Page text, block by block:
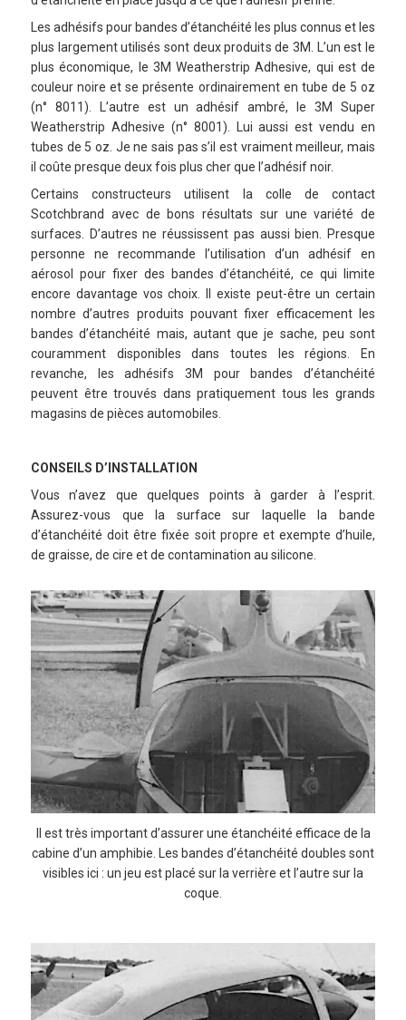
Les adhésifs pour bandes d’étanchéité les plus connus et les
plus largement utilisés sont deux produits de 3M. L’un est le
plus économique, le 3M Weatherstrip Adhesive, qui est de
couleur noire et se présente ordinairement en tube de 5 oz
(n° 8011). L’autre est un adhésif ambré, le 3M Super
Weatherstrip Adhesive (n° 8001). Lui aussi est vendu en
tubes de 5 oz. Je ne sais pas s’il est vraiment meilleur, mais
il coûte presque deux fois plus cher que l’adhésif noir.
Certains constructeurs utilisent la colle de contact
Scotchbrand avec de bons résultats sur une variété de
surfaces. D’autres ne réussissent pas aussi bien. Presque
personne ne recommande l’utilisation d’un adhésif en
aérosol pour fixer des bandes d’étanchéité, ce qui limite
encore davantage vos choix. Il existe peut-être un certain
nombre d’autres produits pouvant fixer efficacement les
bandes d’étanchéité mais, autant que je sache, peu sont
couramment disponibles dans toutes les régions. En
revanche, les adhésifs 3M pour bandes d’étanchéité
peuvent être trouvés dans pratiquement tous les grands
magasins de pièces automobiles.
CONSEILS D’INSTALLATION
Vous n’avez que quelques points à garder à l’esprit.
Assurez-vous que la surface sur laquelle la bande
d’étanchéité doit être fixée soit propre et exempte d’huile,
de graisse, de cire et de contamination au silicone.
Il est très important d’assurer une étanchéité efficace de la
cabine d’un amphibie. Les bandes d’étanchéité doubles sont
visibles ici : un jeu est placé sur la verrière et l’autre sur la
coque.